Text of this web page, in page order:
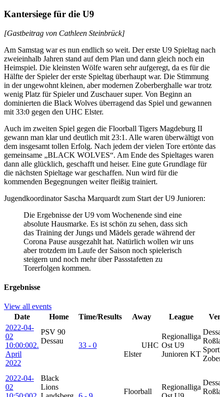
Kantersiege für die U9
[Gastbeitrag von Cathleen Steinbrück]
Am Samstag war es nun endlich so weit. Der erste U9 Spieltag nach
zweieinhalb Jahren stand auf dem Plan und dann gleich noch ein
Heimspiel. Die kleinsten Wölfe waren sehr aufgeregt, da es für die
Hälfte der Spieler der erste Spieltag überhaupt war. Die Stimmung
in der ungewohnt kleinen, aber modernen Zoberberghalle war trotz
wenig Platz für Spieler und Zuschauer super. Von Beginn an
dominierten die Black Wolves überragend das Spiel und gewannen
mit 33:0 gegen den UHC Elster.
Auch im zweiten Spiel gegen die Floorball Tigers Magdeburg II
gewann man klar und deutlich mit 23:1. Alle waren überwältigt von
dem insgesamt tollen Erfolg. Nach jedem der vielen Tore ertönte das
gemeinsame „BLACK WOLVES“. Am Ende des Spieltages waren
dann alle glücklich, geschafft und heiser. Eine gute Grundlage für
die nächsten Spieltage war geschaffen. Nun wird für die
kommenden Begegnungen weiter fleißig trainiert.
Jugendkoordinator Sascha Marquardt zum Start der U9 Junioren:
Die Ergebnisse der U9 vom Wochenende sind eine
absolute Hausmarke. Es ist schön zu sehen, dass sich
das Training der Jungs und Mädels gerade während der
Corona Pause ausgezahlt hat. Natürlich wollen wir uns
aber trotzdem im Laufe der Saison noch spielerisch
steigern und noch mehr über Passstafetten zu
Torerfolgen kommen.
Ergebnisse
View all events
Date
Home Time/Results Away League
2022-04-
02
10:00:002.
April
2022
PSV 90
Dessau
33 - 0
UHC
Elster
Regionalliga
Ost U9
Junioren KT
2022-04-
02
Black
Lions
Floorball
Regionalliga